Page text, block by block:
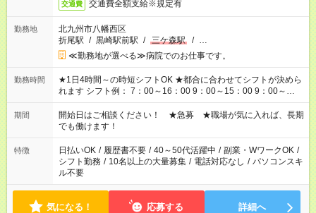
交通費 交通費全額支給※規定有
勤務地
北九州市八幡西区
折尾駅 / 黒崎駅前駅 / 三ケ森駅 / …
≪勤務地が選べる≫病院でのお仕事です。
勤務時間
★1日4時間～の時短シフトOK ★都合に合わせてシフトが決めら
れます シフト例： 7：00～16：00 9：00～15：00 9：00～
18：00 11：00～20：00 など ※Wワークの場合、他のお仕事と
合わせ週40時間超の就業はご案内できません ※法令に基づき、
週20時間以上勤務は社会保険への加入対象となります ※労働者
派遣法（日雇い派遣の原則禁止）により、短時間・短期間の就
業はご案内が難しい場合があります
期間
開始日はご相談ください！ ★急募 ★職場が気に入れば、長期
でも働けます！
特徴 日払いOK / 履歴書不要 / 40～50代活躍中 / 副業・WワークOK /
シフト勤務 / 10名以上の大量募集 / 電話対応なし / パソコンスキ
ル不要
気になる！ 応募する 詳細へ